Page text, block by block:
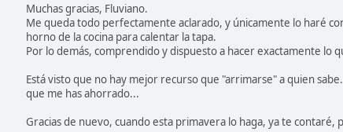
Muchas gracias, Fluviano.
Me queda todo perfectamente aclarado, y únicamente lo haré
horno de la cocina para calentar la tapa.
Por lo demás, comprendido y dispuesto a hacer exactamente lo
Está visto que no hay mejor recurso que "arrimarse" a quien
que me has ahorrado...
Gracias de nuevo, cuando esta primavera lo haga, ya te contaré,